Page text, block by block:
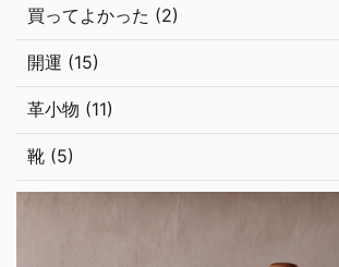
買ってよかった (2)
開運 (15)
革小物 (11)
靴 (5)